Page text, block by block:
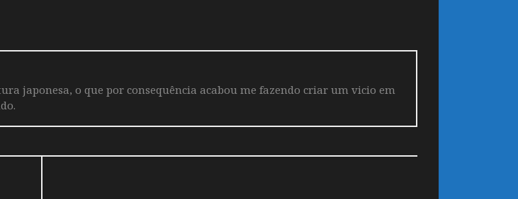
japonesa, o que por consequência acabou me fazendo criar um vicio em